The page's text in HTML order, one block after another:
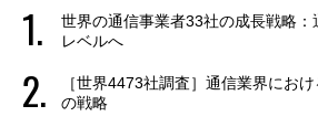
世界の通信事業者33社の成長戦略
レベルへ
［世界4473社調査］通信業界にお
の戦略